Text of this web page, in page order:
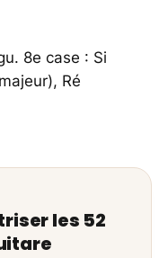
8e case : Si
Ré
les 52